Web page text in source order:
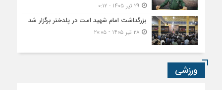
بزرگداشت امام شهید امت در پلدختر برگزار شد
ورزشی